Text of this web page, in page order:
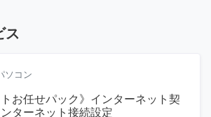
ス
ソコン
トお任せパック》インターネット契
ターネット接続設定